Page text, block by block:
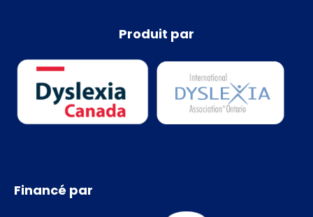
Produit par
Financé par